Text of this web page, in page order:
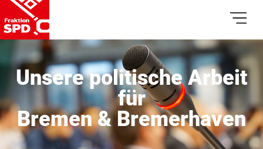
Unsere politische Arbeit
für
Bremen & Bremerhaven